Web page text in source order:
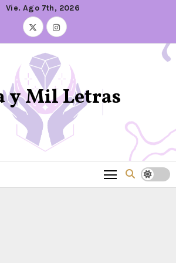
Vie. Ago 7th, 2026
y Mil Letras